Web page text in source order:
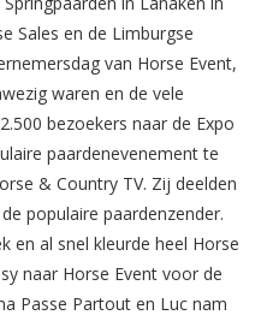
Sales en de Limburgse
van Horse Event,
waren en de vele
bezoekers naar de Expo
paardenevenement te
& Country TV. Zij deelden
populaire paardenzender.
en al snel kleurde heel Horse
naar Horse Event voor de
Passe Partout en Luc nam